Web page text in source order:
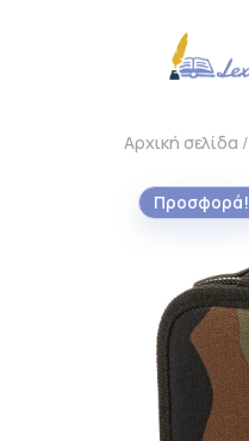
Αρχική σελίδα /
Προσφορά!